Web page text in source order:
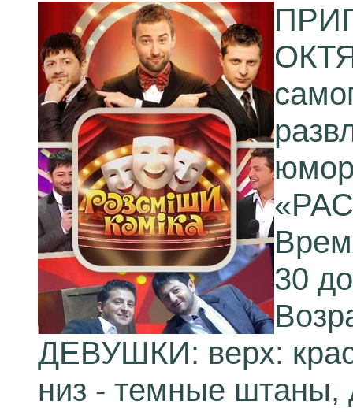
30
ДЕВУШКИ: верх:
низ - темные